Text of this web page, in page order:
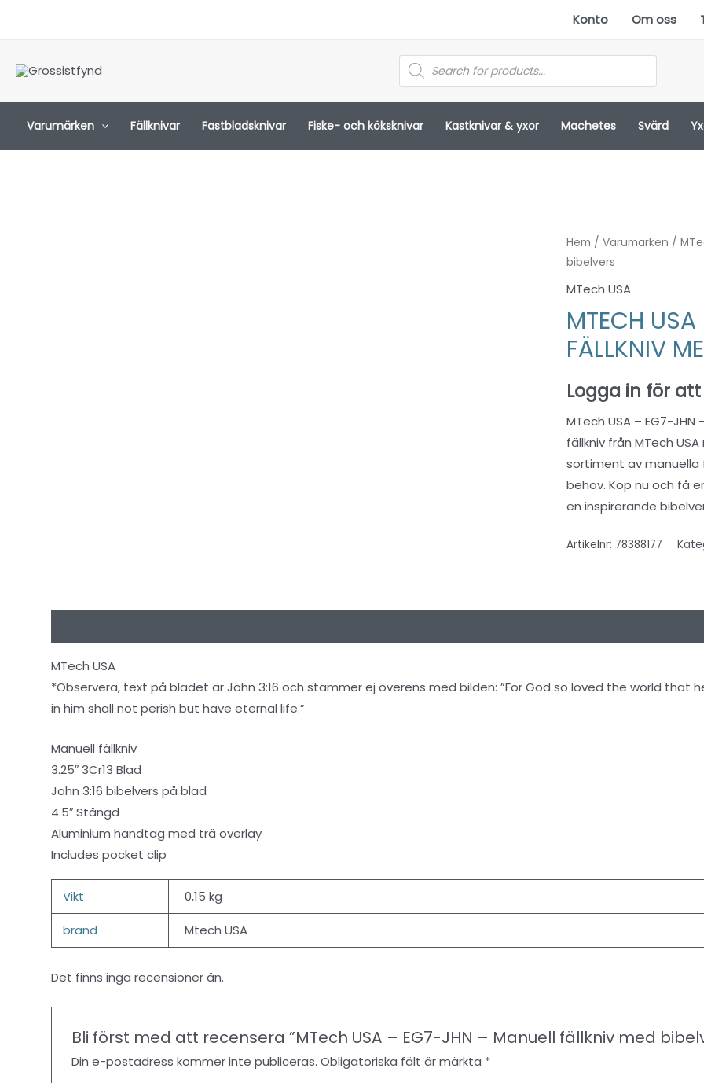
Konto Om oss
Products
search
Varumärken Fällknivar Fastbladsknivar Fiske- och köksknivar Kastknivar & yxor Machetes Svärd
Hem / Varumärken /
bibelvers
MTech USA
MTECH
FÄLLKNIV
Logga in för att
MTech USA – EG7-
fällkniv från MTech
sortiment av manuella
behov. Köp nu och få
en inspirerande
Artikelnr: 78388177
MTech USA
*Observera, text på bladet är John 3:16 och stämmer ej överens med bilden: ”For God so loved the world that
in him shall not perish but have eternal life.”
Manuell fällkniv
3.25″ 3Cr13 Blad
John 3:16 bibelvers på blad
4.5″ Stängd
Aluminium handtag med trä overlay
Includes pocket clip
Vikt 0,15 kg
brand Mtech USA
Det finns inga recensioner än.
Bli först med att recensera ”MTech USA – EG7-JHN – Manuell fällkniv med
Din e-postadress kommer inte publiceras. Obligatoriska fält är märkta *